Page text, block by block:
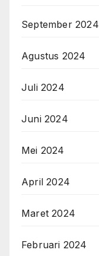
September 2024
Agustus 2024
Juli 2024
Juni 2024
Mei 2024
April 2024
Maret 2024
Februari 2024